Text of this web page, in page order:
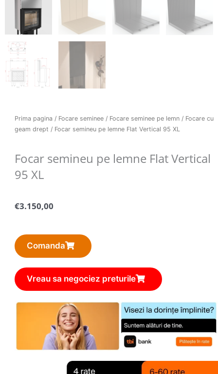
Prima pagina / Focare seminee / Focare seminee pe lemn / Focare cu
geam drept / Focar semineu pe lemne Flat Vertical 95 XL
Focar semineu pe lemne Flat Vertical
95 XL
€3.150,00
Comanda
Vreau sa negociez preturile